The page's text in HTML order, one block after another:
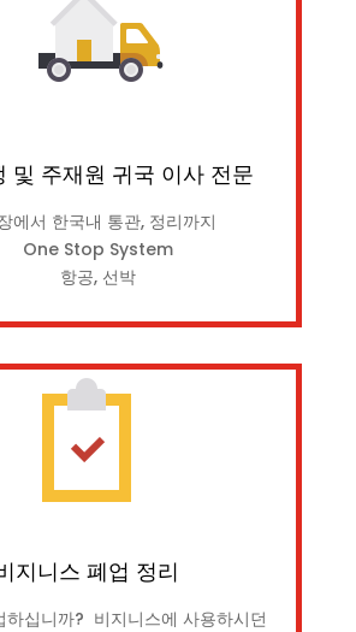
및 주재원 귀국 이사 전문
에서 한국내 통관, 정리까지
One Stop System
항공, 선박
지니스 폐업 정리
하십니까? 비지니스에 사용하시던